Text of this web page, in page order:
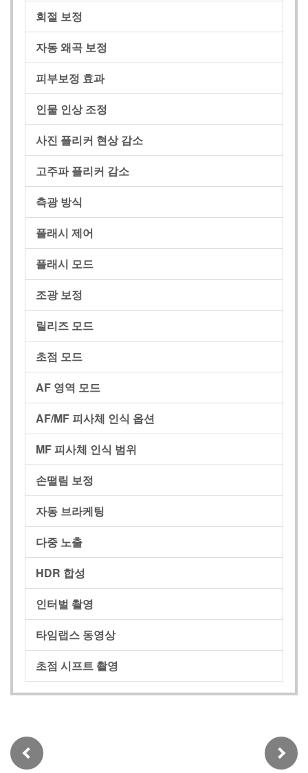
회절 보정
자동 왜곡 보정
피부보정 효과
인물 인상 조정
사진 플리커 현상 감소
고주파 플리커 감소
측광 방식
플래시 제어
플래시 모드
조광 보정
릴리즈 모드
초점 모드
AF 영역 모드
AF/MF 피사체 인식 옵션
MF 피사체 인식 범위
손떨림 보정
자동 브라케팅
다중 노출
HDR 합성
인터벌 촬영
타임랩스 동영상
초점 시프트 촬영